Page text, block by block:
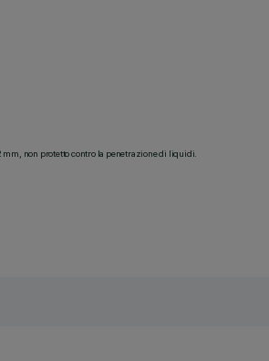
non protetto contro la penetrazione di liquidi.